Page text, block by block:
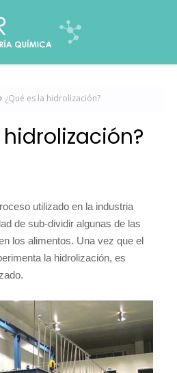
¿Qué es la hidrolización?
hidrolización?
utilizado en la industria
de sub-dividir algunas de las
los alimentos. Una vez que el
la hidrolización, es